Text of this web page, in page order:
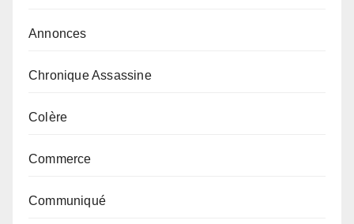
Annonces
Chronique Assassine
Colère
Commerce
Communiqué